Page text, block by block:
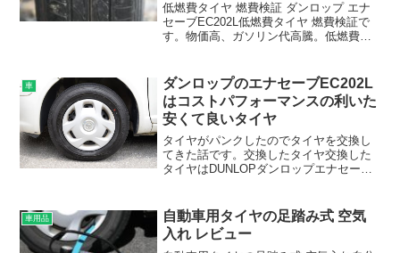
低燃費タイヤ 燃費検証 ダンロップ エナ
セーブEC202L低燃費タイヤ 燃費検証で
す。物価高、ガソリン代高騰。低燃費タ
に繋がれば嬉しいです。タイヤダンロッ
プ エナセーブ...
車
ダンロップのエナセーブEC202L
はコストパフォーマンスの利いた
安くて良いタイヤ
タイヤがパンクしたのでタイヤを交換し
てきた話です。交換したタイヤ交換した
タイヤはDUNLOPダンロップエナセーブ
イヤサイズです。コンパクトカーなの
で、...
車用品
自動車用タイヤの足踏み式 空気
入れ レビュー